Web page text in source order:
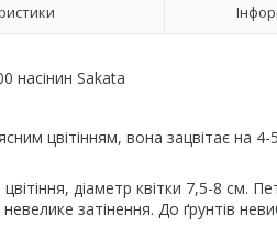
насінин Sakata
цвітінням, вона зацвітає на 4-
діаметр квітки 7,5-8 см.
затінення. До ґрунтів